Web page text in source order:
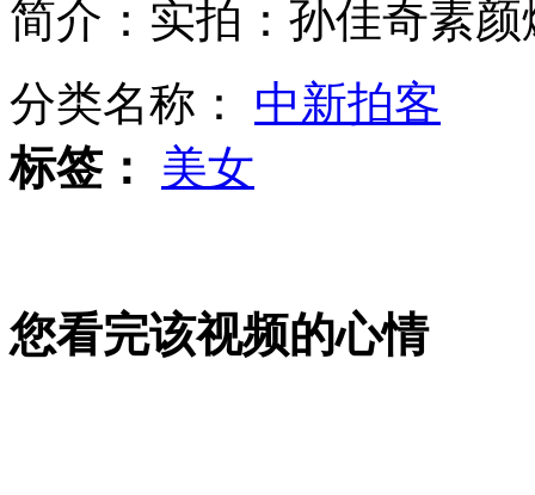
黑熊猛咬“挡道”猴子 3人“使劲劝架”
武汉“学雷锋被铐女孩”派出所内偷相机视频曝光
简介：实拍：孙佳奇素
分类名称： 中新拍客
标签：
美女
您看完该视频的心情